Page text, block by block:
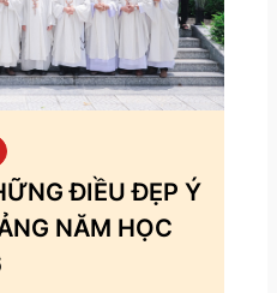
ĐIỀU ĐẸP Ý
NĂM HỌC